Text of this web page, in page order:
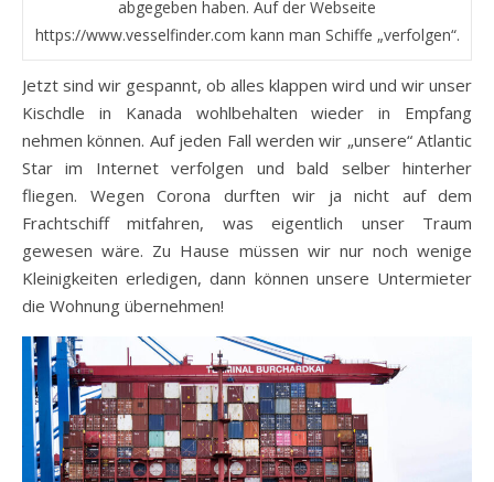
abgegeben haben. Auf der Webseite
https://www.vesselfinder.com kann man Schiffe „verfolgen“.
Jetzt sind wir gespannt, ob alles klappen wird und wir unser
Kischdle in Kanada wohlbehalten wieder in Empfang
nehmen können. Auf jeden Fall werden wir „unsere“ Atlantic
Star im Internet verfolgen und bald selber hinterher
fliegen. Wegen Corona durften wir ja nicht auf dem
Frachtschiff mitfahren, was eigentlich unser Traum
gewesen wäre. Zu Hause müssen wir nur noch wenige
Kleinigkeiten erledigen, dann können unsere Untermieter
die Wohnung übernehmen!